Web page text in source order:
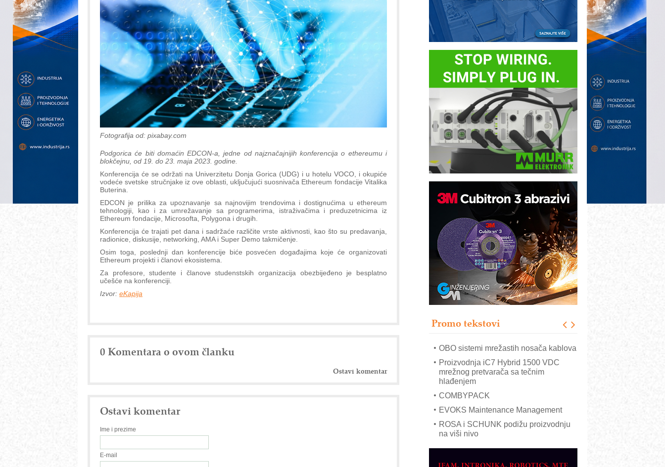
Fotografija od: pixabay.com
Podgorica će biti domaćin EDCON-a, jedne od najznačajnijih konferencija o ethereumu i
blokčejnu, od 19. do 23. maja 2023. godine.
Konferencija će se održati na Univerzitetu Donja Gorica (UDG) i u hotelu VOCO, i okupiće
vodeće svetske stručnjake iz ove oblasti, uključujući suosnivača Ethereum fondacije Vitalika
Buterina.
EDCON je prilika za upoznavanje sa najnovijim trendovima i dostignućima u ethereum
tehnologiji, kao i za umrežavanje sa programerima, istraživačima i preduzetnicima iz
Ethereum fondacije, Microsofta, Polygona i drugih.
Konferencija će trajati pet dana i sadržaće različite vrste aktivnosti, kao što su predavanja,
radionice, diskusije, networking, AMA i Super Demo takmičenje.
Osim toga, poslednji dan konferencije biće posvećen događajima koje će organizovati
Ethereum projekti i članovi ekosistema.
Za profesore, studente i članove studenstskih organizacija obezbijeđeno je besplatno
učešće na konferenciji.
Izvor: eKapija
0 Komentara o ovom članku
Ostavi komentar
Ostavi komentar
Ime i prezime
E-mail
Promo tekstovi
Potpuna efikasnost bez složenih
sistema
Trajna oznaka kao dugoročna korist
Bezbednost na prvom mestu!
IB BLUMENAUER - više od 40 godina
poverenja u industriji
RMQ-TITAN ADVANCED INDICATOR
– Pametna signalizacija za efikasnije
Mitutoyo Crysta-Apex V PLUS: Nova
OBO sistemi mrežastih nosača kablova
Proizvodnja iC7 Hybrid 1500 VDC
mrežnog pretvarača sa tečnim
hlađenjem
COMBYPACK
EVOKS Maintenance Management
ROSA i SCHUNK podižu proizvodnju
na viši nivo
Detekcija različitih oblika
MAREX - Lim i mašine za savremena